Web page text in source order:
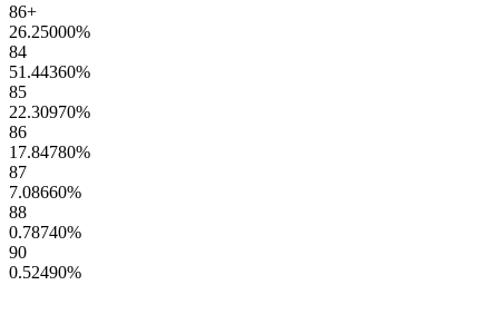
86+
26.25000%
84
51.44360%
85
22.30970%
86
17.84780%
87
7.08660%
88
0.78740%
90
0.52490%